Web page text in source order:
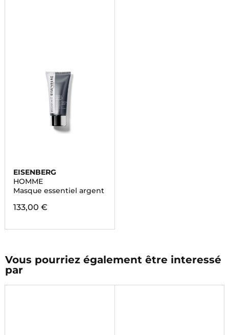
EISENBERG
HOMME
Masque essentiel argent
133,00 €
Vous pourriez également être interessé
par